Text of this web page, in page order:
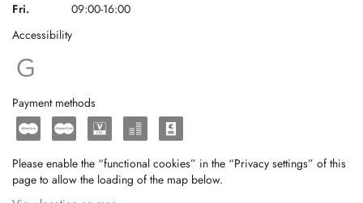
My name is Jeroen Van Mechelen, I've graduated my Physio studies in
I've been trained in Manual Therapy and Osteopathy at the Belso
Institute in Charleroi, Belgium.
I also practice 'Dry Needling' for myofascial release, Triggerpoint
Fri.
09:00-16:00
Accessibility
Payment methods
Please enable the “functional cookies” in the “Privacy settings” of this
page to allow the loading of the map below.